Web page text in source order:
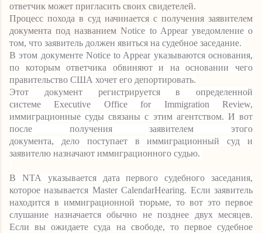
ответчик может пригласить своих свидетелей.
Процесс похода в суд начинается с получения заявителем
документа под названиемNotice to Appearуведомление о
том, что заявитель должен явиться на судебное заседание.
В этом документе Notice to Appear указываются основания,
по которым ответчика обвиняют и на основании чего
правительство США хочет его депортировать.
Этот документ регистрируетсяв определенной
системеExecutive Office for Immigration Review,
иммиграционные суды связаны с этим агентством. И вот
после получения заявителем этого
документа, дело поступает в иммиграционный суд и
заявителю назначают иммиграционного судью.
В NTA
указывается дата первого судебного заседания,
которое называется Master CalendarHearing. Если заявитель
находится в иммиграционной тюрьме, то вот это первое
слушание назначается обычно не позднее двух месяцев.
Если вы ожидаете суда на свободе, то первое судебное